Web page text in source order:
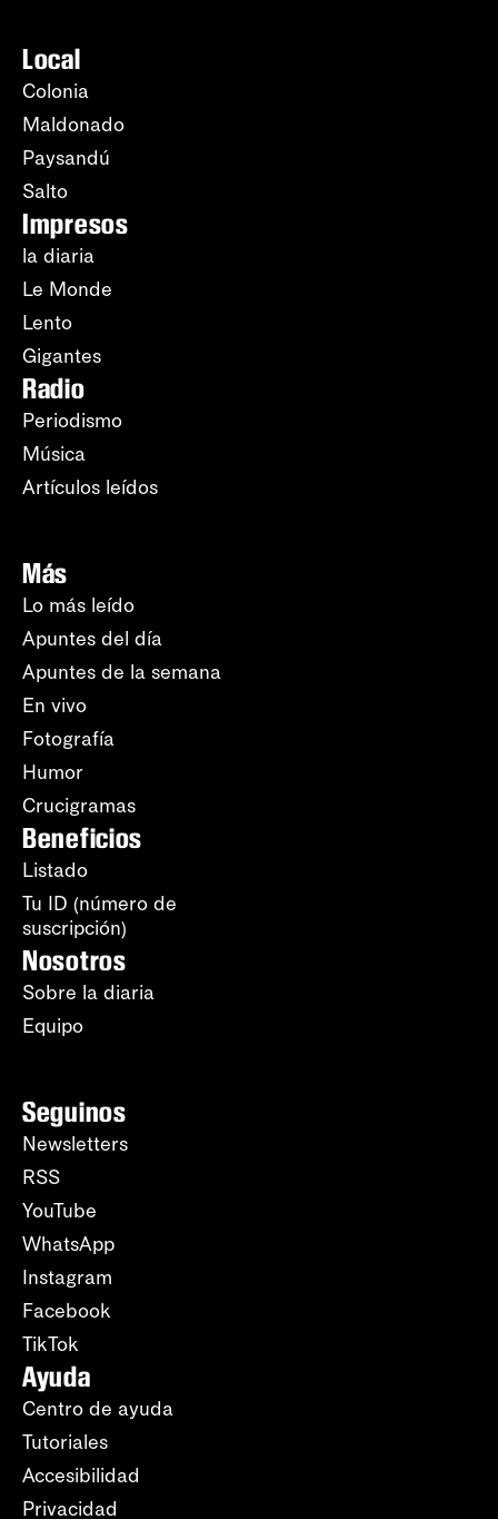
Local
Colonia
Maldonado
Paysandú
Salto
Impresos
la diaria
Le Monde
Lento
Gigantes
Radio
Periodismo
Música
Artículos leídos
Más
Lo más leído
Apuntes del día
Apuntes de la semana
En vivo
Fotografía
Humor
Crucigramas
Beneficios
Listado
Tu ID (número de
suscripción)
Nosotros
Sobre la diaria
Equipo
Seguinos
Newsletters
RSS
YouTube
WhatsApp
Instagram
Facebook
TikTok
Ayuda
Centro de ayuda
Tutoriales
Accesibilidad
Privacidad